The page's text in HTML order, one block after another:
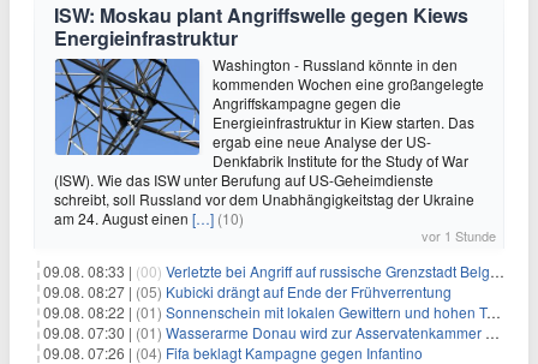
ISW: Moskau plant Angriffswelle gegen Kiews
Energieinfrastruktur
Washington - Russland könnte in den
kommenden Wochen eine großangelegte
Angriffskampagne gegen die
Energieinfrastruktur in Kiew starten. Das
ergab eine neue Analyse der US-
Denkfabrik Institute for the Study of War
(ISW). Wie das ISW unter Berufung auf US-Geheimdienste
schreibt, soll Russland vor dem Unabhängigkeitstag der Ukraine
am 24. August einen […] (10)
vor 1 Stunde
09.08. 08:33 | (00) Verletzte bei Angriff auf russische Grenzstadt Belgorod
09.08. 08:27 | (05) Kubicki drängt auf Ende der Frühverrentung
09.08. 08:22 | (01) Sonnenschein mit lokalen Gewittern und hohen Temperaturen
09.08. 07:30 | (01) Wasserarme Donau wird zur Asservatenkammer der Geschichte
09.08. 07:26 | (04) Fifa beklagt Kampagne gegen Infantino